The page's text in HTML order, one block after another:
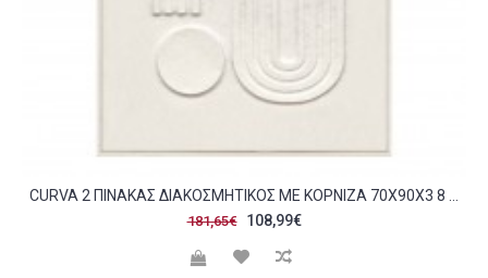
181,65€ 108,99€